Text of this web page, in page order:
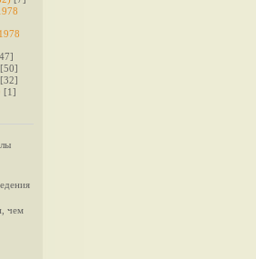
[50]
[32]
[1]
чем